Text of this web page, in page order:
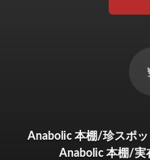
Anabolic 本棚/珍スポ
Anabolic 本棚/実